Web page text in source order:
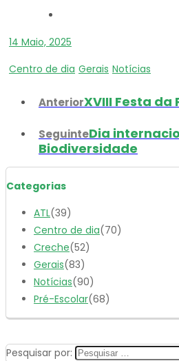
14 Maio, 2025
Centro de dia Gerais Notícias
AnteriorXVIII Festa
SeguinteDia
Biodiversidade
Categorias
ATL(39)
Centro de dia(70)
Creche(52)
Gerais(83)
Notícias(90)
Pré-Escolar(68)
Pesquisar por: